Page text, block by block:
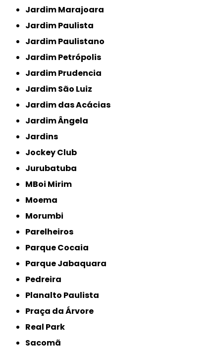
Jardim Marajoara
Jardim Paulista
Jardim Paulistano
Jardim Petrópolis
Jardim Prudencia
Jardim São Luiz
Jardim das Acácias
Jardim Ângela
Jardins
Jockey Club
Jurubatuba
MBoi Mirim
Moema
Morumbi
Parelheiros
Parque Cocaia
Parque Jabaquara
Pedreira
Planalto Paulista
Praça da Árvore
Real Park
Sacomã